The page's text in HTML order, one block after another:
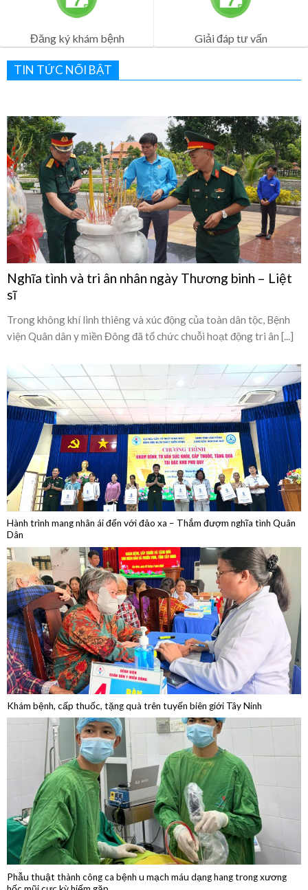
Lịch Khám Bệnh
Đăng ký khám bệnh Giải đáp tư vấn
TIN TỨC NỔI BẬT
Nghĩa tình và tri ân nhân ngày Thương binh – Liệt
sĩ
Trong không khí linh thiêng và xúc động của toàn dân tộc, Bệnh
viện Quân dân y miền Đông đã tổ chức chuỗi hoạt động tri ân [...]
Hành trình mang nhân ái đến với đảo xa – Thắm đượm nghĩa tình Quân
Dân
Khám bệnh, cấp thuốc, tặng quà trên tuyến biên giới Tây Ninh